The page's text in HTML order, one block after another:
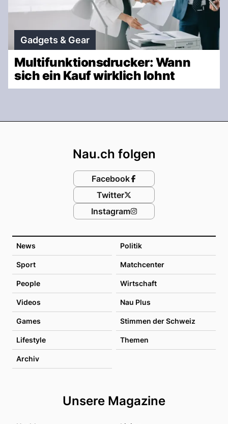
Gadgets & Gear
Multifunktionsdrucker: Wann
sich ein Kauf wirklich lohnt
News Politik
Sport Matchcenter
People Wirtschaft
Videos Nau Plus
Games Stimmen der Schweiz
Lifestyle Themen
Archiv
Unsere Magazine
Nau.ch folgen
Facebook
Twitter
Instagram